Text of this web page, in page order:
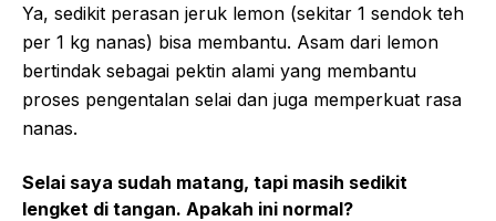
Ya, sedikit perasan jeruk lemon (sekitar 1 sendok teh
per 1 kg nanas) bisa membantu. Asam dari lemon
bertindak sebagai pektin alami yang membantu
proses pengentalan selai dan juga memperkuat rasa
nanas.
Selai saya sudah matang, tapi masih sedikit
lengket di tangan. Apakah ini normal?